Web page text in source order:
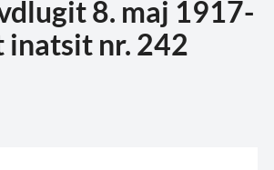
8. maj 1917-
inatsit nr. 242